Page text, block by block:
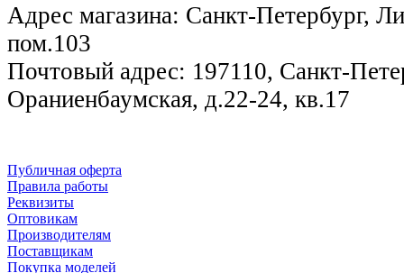
Адрес магазина: Санкт-Петербург,
пом.103
Почтовый адрес: 197110, Санкт-
Ораниенбаумская, д.22-24, кв.17
Публичная оферта
Правила работы
Реквизиты
Оптовикам
Производителям
Поставщикам
Покупка моделей